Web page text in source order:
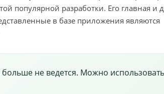
популярной разработки. Его главная и
в базе приложения являются
не ведется. Можно использовать